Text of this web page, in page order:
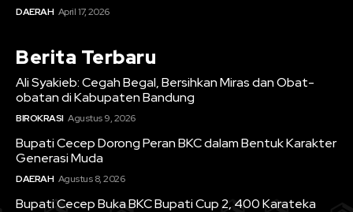
DAERAH April 17, 2026
Berita Terbaru
Ali Syakieb: Cegah Begal, Bersihkan Miras dan Obat-
obatan di Kabupaten Bandung
BIROKRASI Agustus 9, 2026
Bupati Cecep Dorong Peran BKC dalam Bentuk Karakter
Generasi Muda
DAERAH Agustus 8, 2026
Bupati Cecep Buka BKC Bupati Cup 2, 400 Karateka